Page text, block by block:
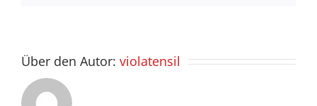
Über den Autor: violatensil